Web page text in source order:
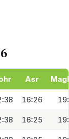
Asr
16:26
16:25